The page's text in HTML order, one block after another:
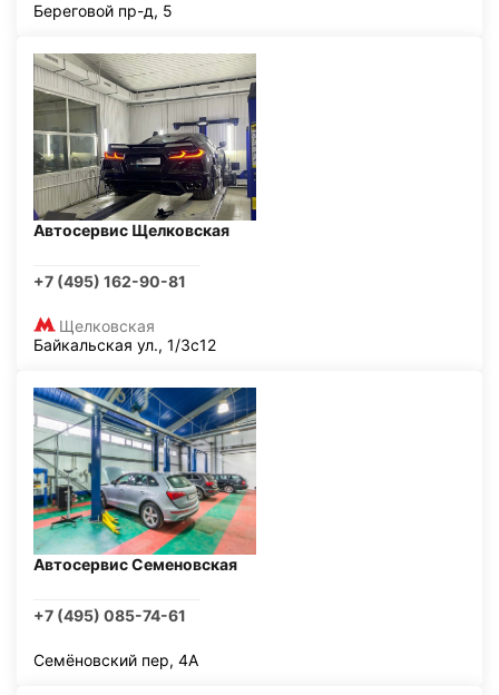
Береговой пр-д, 5
Автосервис Щелковская
+7 (495) 162-90-81
Щелковская
Байкальская ул., 1/3с12
Автосервис Семеновская
+7 (495) 085-74-61
Семёновский пер, 4А